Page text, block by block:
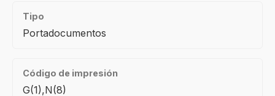
Tipo
Portadocumentos
Código de impresión
G(1),N(8)